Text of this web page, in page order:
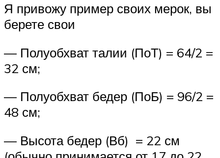
Я привожу пример своих мерок, вы
берете свои
— Полуобхват талии (ПоТ) = 64/2 =
32 см;
— Полуобхват бедер (ПоБ) = 96/2 =
48 см;
— Высота бедер (Вб) = 22 см